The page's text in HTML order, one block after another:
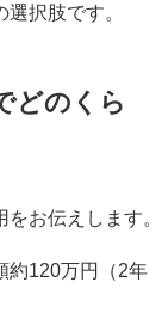
択肢です。
どのくら
お伝えします。
約120万円（2年